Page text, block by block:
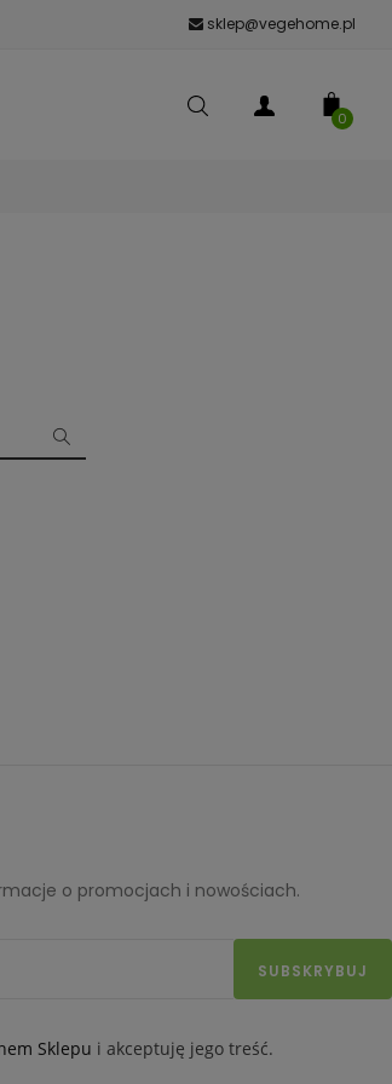
sklep@vegehome.pl
0
o promocjach i nowościach.
SUBSKRYBUJ
Sklepu i akceptuję jego treść.